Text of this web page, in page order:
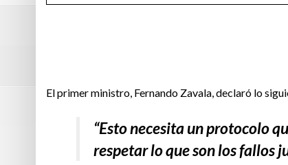
El primer ministro, Fernando Zavala, declaró lo
“Esto necesita un protocolo
respetar lo que son los fallos